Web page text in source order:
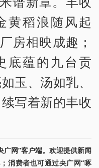
黄稻浪随风起
房相映成趣；
底蕴的九台贡
玉、汤如乳、
写着新的丰收
广网”客户端。欢迎提供新闻
消费者也可通过央广网“啄